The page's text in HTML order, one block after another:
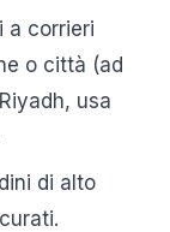
a corrieri
o città (ad
usa
di alto